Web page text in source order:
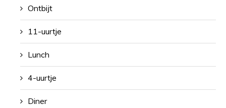
Ontbijt
11-uurtje
Lunch
4-uurtje
Diner